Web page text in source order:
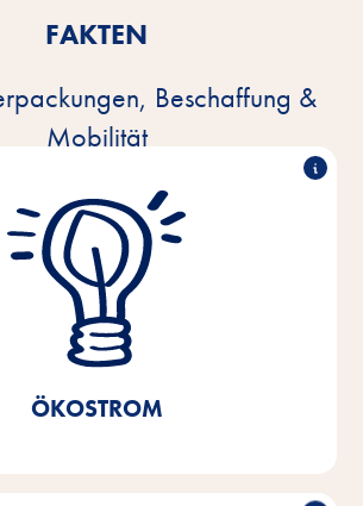
FAKTEN
Beschaffung &
Mobilität
ÖKOSTROM
100% Ökostrom
wir 100% Ökostrom in unseren
unserem Zentrallager und der
am Standort Bremen/Niedersachsen.
Dadurch konnte eine CO
2
von 40%